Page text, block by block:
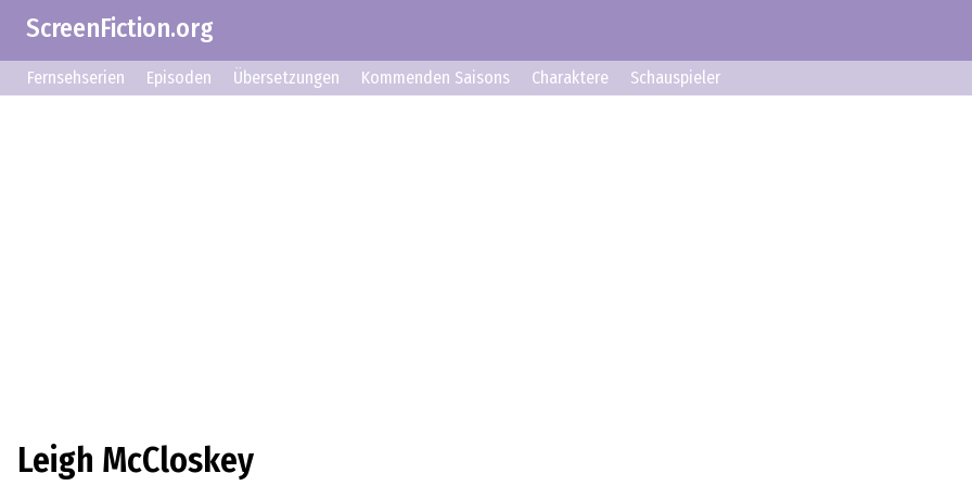
ScreenFiction.org
Fernsehserien Episoden Übersetzungen Kommenden Saisons Charaktere Schauspieler
Leigh McCloskey